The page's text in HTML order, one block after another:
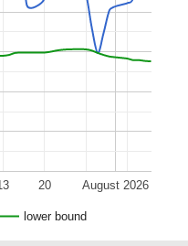
lower bound
August 2026
20